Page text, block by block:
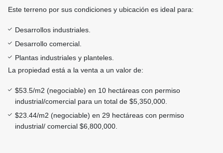
Este terreno por sus condiciones y ubicación es ideal para:
Desarrollos industriales.
Desarrollo comercial.
Plantas industriales y planteles.
La propiedad está a la venta a un valor de:
$53.5/m2 (negociable) en 10 hectáreas con permiso
industrial/comercial para un total de $5,350,000.
$23.44/m2 (negociable) en 29 hectáreas con permiso
industrial/ comercial $6,800,000.